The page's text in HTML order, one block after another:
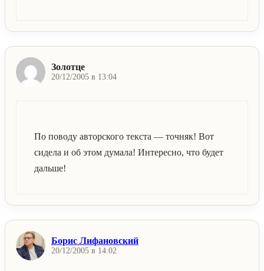
Золотце
20/12/2005 в 13:04
По поводу авторского текста — точняк! Вот
сидела и об этом думала! Интересно, что будет
дальше!
Борис Лифановский
20/12/2005 в 14:02